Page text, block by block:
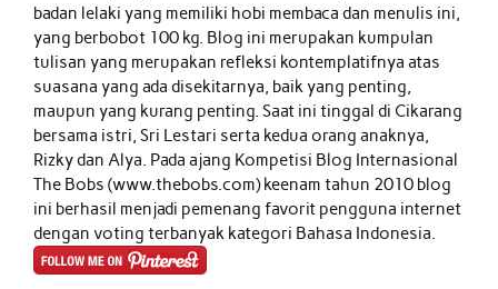
badan lelaki yang memiliki hobi membaca dan menulis ini,
yang berbobot 100 kg. Blog ini merupakan kumpulan
tulisan yang merupakan refleksi kontemplatifnya atas
suasana yang ada disekitarnya, baik yang penting,
maupun yang kurang penting. Saat ini tinggal di Cikarang
bersama istri, Sri Lestari serta kedua orang anaknya,
Rizky dan Alya. Pada ajang Kompetisi Blog Internasional
The Bobs (www.thebobs.com) keenam tahun 2010 blog
ini berhasil menjadi pemenang favorit pengguna internet
dengan voting terbanyak kategori Bahasa Indonesia.